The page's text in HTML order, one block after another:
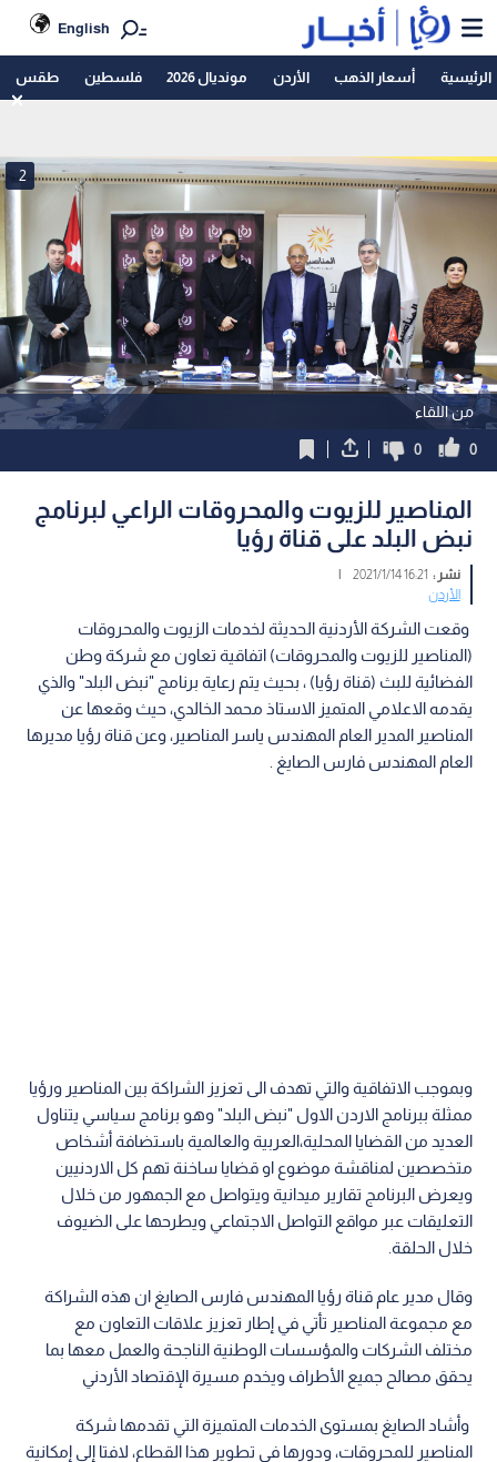
English
الرئيسية أسعار الذهب الأردن مونديال 2026 فلسطين طقس
من اللقاء
2
0
0
المناصير للزيوت والمحروقات الراعي لبرنامج
نبض البلد على قناة رؤيا
نشر : 16:21 2021/1/14
|
الأردن
وقعت الشركة الأردنية الحديثة لخدمات الزيوت والمحروقات
(المناصير للزيوت والمحروقات) اتفاقية تعاون مع شركة وطن
الفضائية للبث (قناة رؤيا) ، بحيث يتم رعاية برنامج "نبض البلد" والذي
يقدمه الاعلامي المتميز الاستاذ محمد الخالدي، حيث وقعها عن
المناصير المدير العام المهندس ياسر المناصير، وعن قناة رؤيا مديرها
العام المهندس فارس الصايغ .
وبموجب الاتفاقية والتي تهدف الى تعزيز الشراكة بين المناصير ورؤيا
ممثلة ببرنامج الاردن الاول "نبض البلد" وهو برنامج سياسي يتناول
العديد من القضايا المحلية،العربية والعالمية باستضافة أشخاص
متخصصين لمناقشة موضوع او قضايا ساخنة تهم كل الاردنيين
ويعرض البرنامج تقارير ميدانية ويتواصل مع الجمهور من خلال
التعليقات عبر مواقع التواصل الاجتماعي ويطرحها على الضيوف
خلال الحلقة.
وقال مدير عام قناة رؤيا المهندس فارس الصايغ ان هذه الشراكة
مع مجموعة المناصير تأتي في إطار تعزيز علاقات التعاون مع
مختلف الشركات والمؤسسات الوطنية الناجحة والعمل معها بما
يحقق مصالح جميع الأطراف ويخدم مسيرة الإقتصاد الأردني
وأشاد الصايغ بمستوى الخدمات المتميزة التي تقدمها شركة
المناصير للمحروقات، ودورها في تطوير هذا القطاع، لافتا إلى إمكانية